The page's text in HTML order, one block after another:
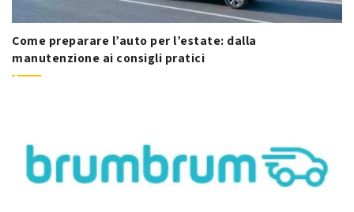
Come preparare l’auto per l’estate: dalla
manutenzione ai consigli pratici